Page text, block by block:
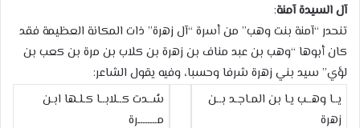
آل السيدة آمنة:
تنحدر “آمنة بنت وهب” من أسرة “آل زهرة” ذات المكانة العظيمة فقد
كان أبوها “وهب بن عبد مناف بن زهرة بن كلاب بن مرة بن كعب بن
لؤي” سيد بني زهرة شرفا وحسبا، وفيه يقول الشاعر:
يــا وهــب يـا بن المـاجـد بــن
زهرة
سُــدت كــلابــا كـلـها ابـن
مــــــــرة